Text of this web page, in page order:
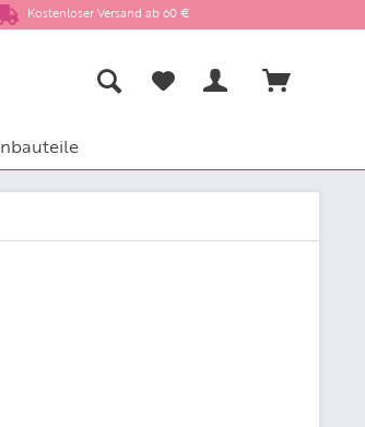
Kostenloser Versand ab 60 €